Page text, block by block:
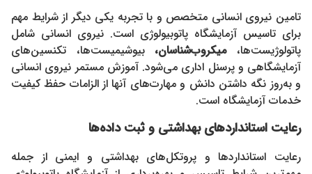
تامین نیروی انسانی متخصص و با تجربه یکی دیگر از شرایط مهم
برای تاسیس آزمایشگاه پاتوبیولوژی است. نیروی انسانی شامل
پاتولوژیست‌ها،میکروب‌شناسان، بیوشیمیست‌ها، تکنسین‌های
آزمایشگاهی و پرسنل اداری می‌شود. آموزش مستمر نیروی انسانی
و به‌روز نگه داشتن دانش و مهارت‌های آنها از الزامات حفظ کیفیت
خدمات آزمایشگاه است.
رعایت استانداردهای بهداشتی و ثبت داده‌ها
رعایت استانداردها و پروتکل‌های بهداشتی و ایمنی از جمله